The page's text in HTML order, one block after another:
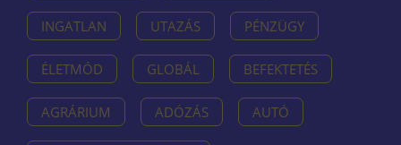
INGATLAN UTAZÁS PÉNZÜGY
ÉLETMÓD GLOBÁL BEFEKTETÉS
AGRÁRIUM ADÓZÁS AUTÓ